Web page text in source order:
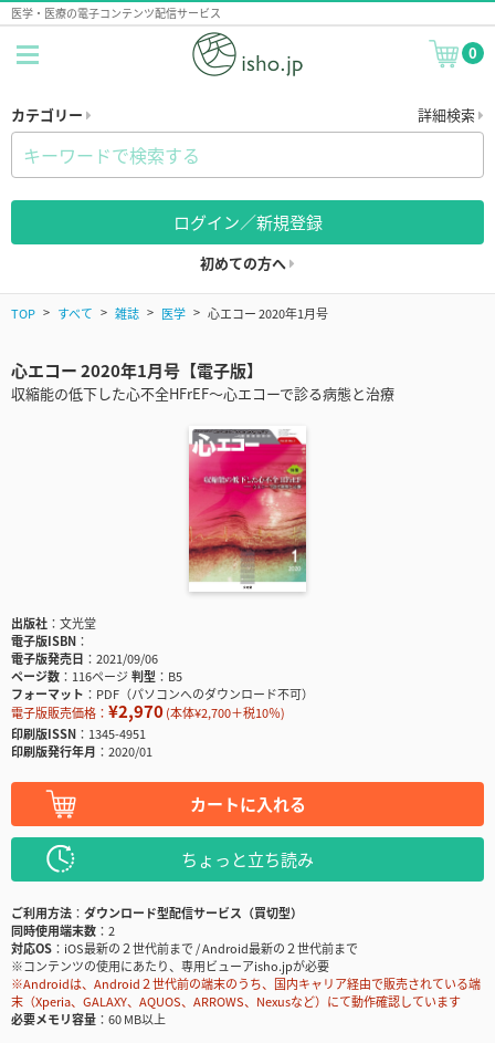
医学・医療の電子コンテンツ配信サービス
0
カテゴリー 詳細検索
ログイン／新規登録
初めての方へ
TOP すべて 雑誌 医学 心エコー 2020年1月号
心エコー 2020年1月号【電子版】
収縮能の低下した心不全HFrEF～心エコーで診る病態と治療
出版社
文光堂
電子版ISBN
電子版発売日
2021/09/06
ページ数
116ページ判型
B5
フォーマット
PDF（パソコンへのダウンロード不可）
電子版販売価格： ¥2,970(本体¥2,700＋税10％)
印刷版ISSN
1345-4951
印刷版発行年月
2020/01
カートに入れる
ちょっと立ち読み
ご利用方法
ダウンロード型配信サービス（買切型）
同時使用端末数
2
対応OS
iOS最新の２世代前まで / Android最新の２世代前まで
※コンテンツの使用にあたり、専用ビューアisho.jpが必要
※Androidは、Android２世代前の端末のうち、国内キャリア経由で販売されている端
末（Xperia、GALAXY、AQUOS、ARROWS、Nexusなど）にて動作確認しています
必要メモリ容量
60 MB以上